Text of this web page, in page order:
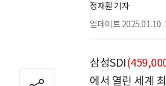
정재훤 기자
업데이트 2025.01.10.
삼성SDI
에서 열린 세계